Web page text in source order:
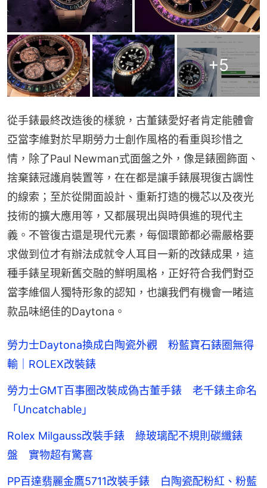
+5
從手錶最終改造後的樣貌，古董錶愛好者肯定能體會
亞當李維對於早期勞力士創作風格的看重與珍惜之
情，除了Paul Newman式面盤之外，像是錶圈飾面、
捨棄錶冠護肩裝置等，在在都是讓手錶展現復古調性
的線索；至於從開面設計、重新打造的機芯以及夜光
技術的擴大應用等，又都展現出與時俱進的現代主
義。不管復古還是現代元素，每個環節都必需嚴格要
求做到位才有辦法成就令人耳目一新的改錶成果，這
種手錶呈現新舊交融的鮮明風格，正好符合我們對亞
當李維個人獨特形象的認知，也讓我們有機會一睹這
款品味絕佳的Daytona。
勞力士Daytona換成白陶瓷外觀 粉藍寶石錶圈無得
輸｜ROLEX改裝錶
勞力士GMT百事圈改裝成偽古董手錶 老千錶主命名
「Uncatchable」
Rolex Milgauss改裝手錶 綠玻璃配不規則碳纖錶
盤 實物超有驚喜
PP百達翡麗金鷹5711改裝手錶 白陶瓷配粉紅、粉藍